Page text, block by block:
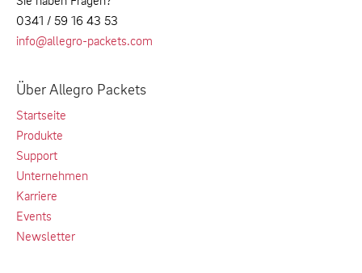
0341 / 59 16 43 53
info@allegro-packets.com
Über Allegro Packets
Startseite
Produkte
Support
Unternehmen
Karriere
Events
Newsletter